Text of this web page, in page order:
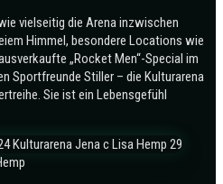
vielseitig die Arena inzwischen
Himmel, besondere Locations wie
„Rocket Men“-Special im
Sportfreunde Stiller – die Kulturarena
Sie ist ein Lebensgefühl